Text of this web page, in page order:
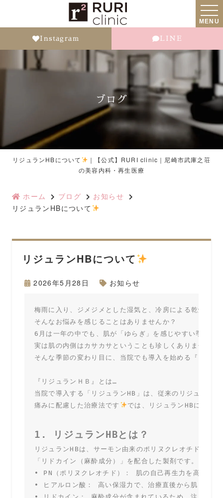
MENU
Instagram LINE
ブログ
リジュランHBについて
｜【公式】RURI clinic｜尼崎市武庫之荘
の美容内科・再生医療
ホーム ブログ
お知らせ
リジュランHBについて
リジュランHBについて
2026年5月28日 お知らせ
梅雨に入り、ジメジメとした湿気と、冷房による乾燥の
そんなお悩みを感じることはありませんか？
6月は一年の中でも、肌が「ゆらぎ」を感じやすい季節。
実は肌の内側はカサカサということも珍しくありません。
そんな季節の変わり目に、当院でも導入を始める『リジュ
『リジュランＨＢ』とは…
当院で導入する「リジュランHB」は、従来のリジュラン
痛みに配慮した治療法です
では、リジュランHBについ
1. リジュランHBとは？
リジュランHBは、サーモン由来のポリヌクレオチド（PN
「リドカイン（麻酔成分）」を配合した製剤です。
• PN（ポリヌクレオチド）： 肌の自己再生力を高めて
• ヒアルロン酸： 高い保湿力で、治療直後から肌に潤い